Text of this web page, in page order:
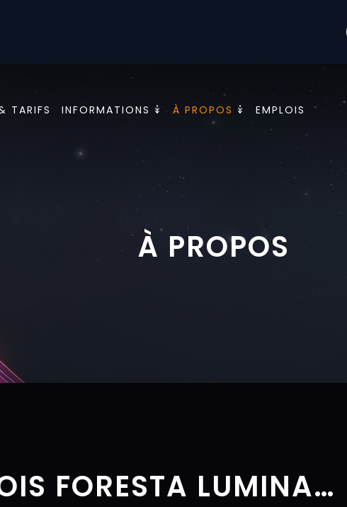
TARIFS INFORMATIONS À PROPOS EMPLOIS
À PROPOS
FORESTA LUMINA…